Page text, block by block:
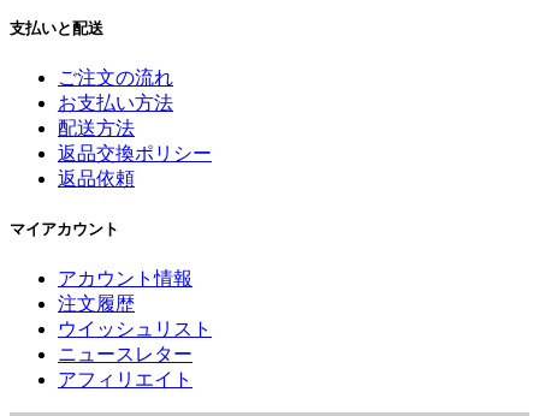
支払いと配送
ご注文の流れ
お支払い方法
配送方法
返品交換ポリシー
返品依頼
マイアカウント
アカウント情報
注文履歴
ウイッシュリスト
ニュースレター
アフィリエイト